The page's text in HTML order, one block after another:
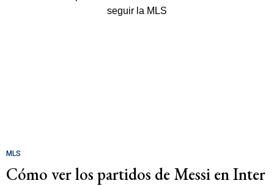
MLS
Cómo ver los partidos de Messi en Inter